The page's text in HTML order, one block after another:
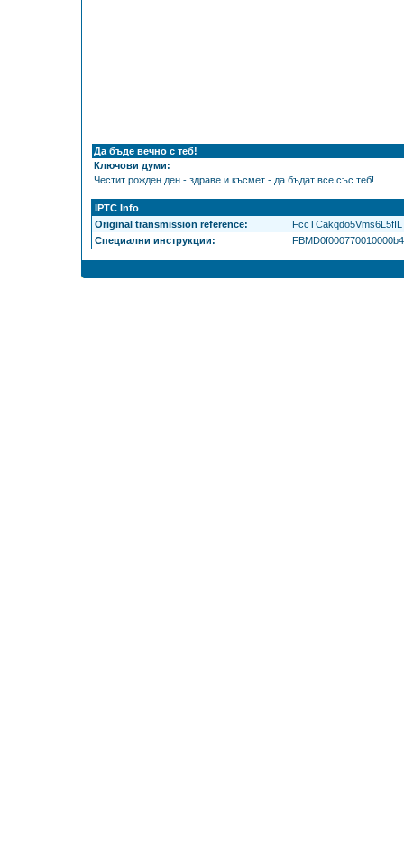
Да бъде вечно с теб!
Ключови думи:
Честит рожден ден - здраве и късмет - да бъдат все със теб!
IPTC Info
Original transmission reference:
FccTCakqdo5Vms6L5fIL
Специални инструкции: